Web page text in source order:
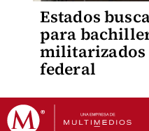
Estados
para
militarizados
federal